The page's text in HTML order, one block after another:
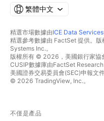
繁體中文
精選市場數據由ICE Data Services
精選參考數據由 FactSet 提供。
Systems Inc.。
版權所有 © 2026，美國銀行家協
CUSIP數據庫由FactSet
美國證券交易委員會(SEC)申報文
© 2026 TradingView, Inc.。
不僅是產品